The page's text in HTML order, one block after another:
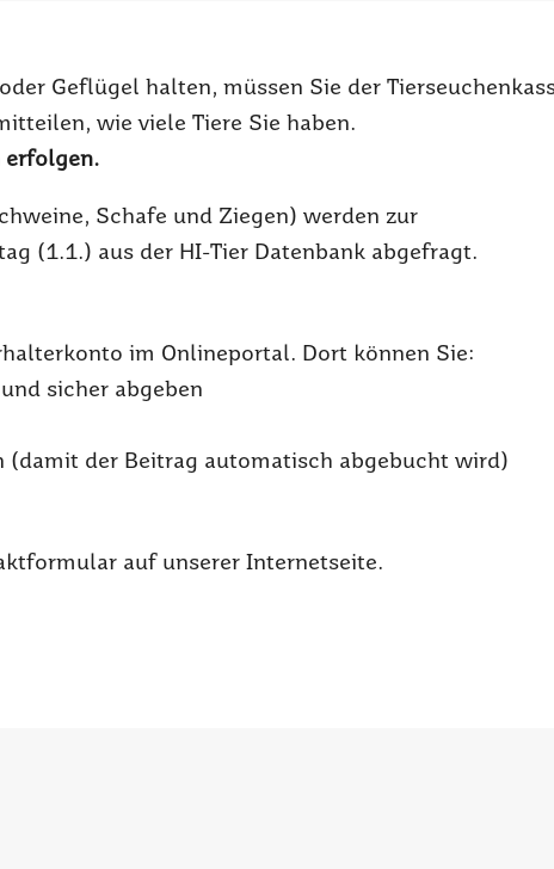
Geflügel halten, müssen Sie der
wie viele Tiere Sie haben.
erfolgen.
Schafe und Ziegen) werden zur
(1.1.) aus der HI-Tier Datenbank abgefragt.
im Onlineportal. Dort können Sie:
sicher abgeben
(damit der Beitrag automatisch abgebucht wird)
auf unserer Internetseite.